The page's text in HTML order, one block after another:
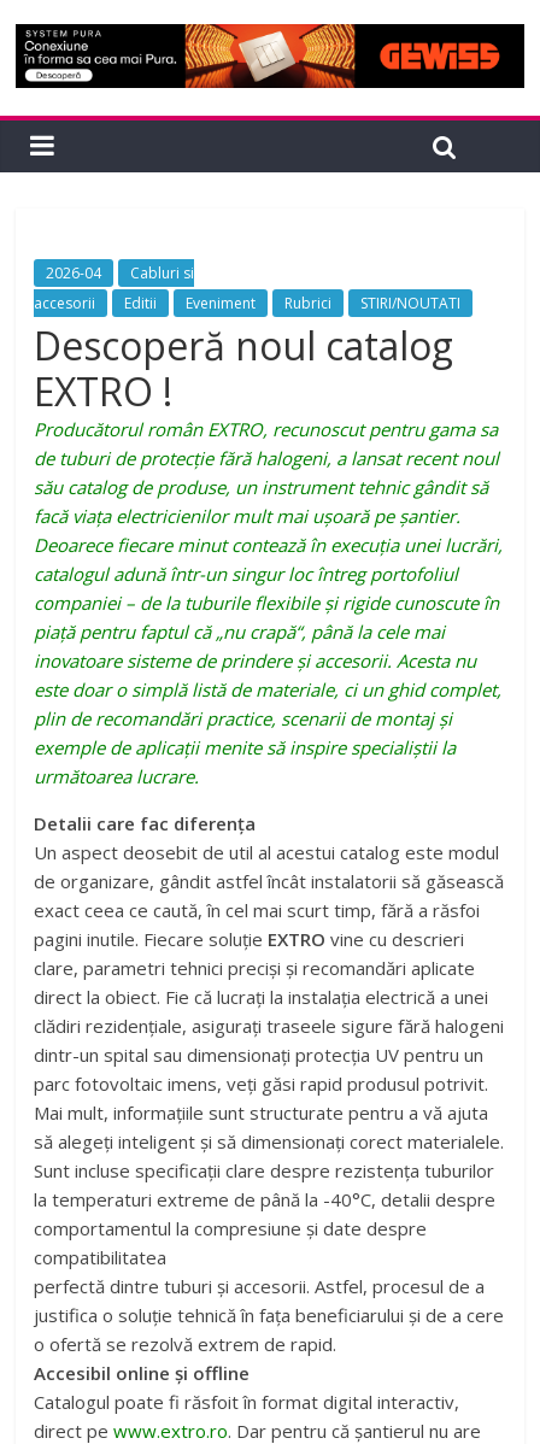
2026-04
Cabluri si
accesorii
Editii Eveniment Rubrici STIRI/NOUTATI
Descoperă noul catalog
EXTRO !
Producătorul român EXTRO, recunoscut pentru gama sa
de tuburi de protecție fără halogeni, a lansat recent noul
său catalog de produse, un instrument tehnic gândit să
facă viața electricienilor mult mai ușoară pe șantier.
Deoarece fiecare minut contează în execuția unei lucrări,
catalogul adună într-un singur loc întreg portofoliul
companiei – de la tuburile flexibile și rigide cunoscute în
piață pentru faptul că „nu crapă“, până la cele mai
inovatoare sisteme de prindere și accesorii. Acesta nu
este doar o simplă listă de materiale, ci un ghid complet,
plin de recomandări practice, scenarii de montaj și
exemple de aplicații menite să inspire specialiștii la
următoarea lucrare.
Detalii care fac diferența
Un aspect deosebit de util al acestui catalog este modul
de organizare, gândit astfel încât instalatorii să găsească
exact ceea ce caută, în cel mai scurt timp, fără a răsfoi
pagini inutile. Fiecare soluție EXTRO vine cu descrieri
clare, parametri tehnici preciși și recomandări aplicate
direct la obiect. Fie că lucrați la instalația electrică a unei
clădiri rezidențiale, asigurați traseele sigure fără halogeni
dintr-un spital sau dimensionați protecția UV pentru un
parc fotovoltaic imens, veți găsi rapid produsul potrivit.
Mai mult, informațiile sunt structurate pentru a vă ajuta
să alegeți inteligent și să dimensionați corect materialele.
Sunt incluse specificații clare despre rezistența tuburilor
la temperaturi extreme de până la -40°C, detalii despre
comportamentul la compresiune și date despre
compatibilitatea
perfectă dintre tuburi și accesorii. Astfel, procesul de a
justifica o soluție tehnică în fața beneficiarului și de a cere
o ofertă se rezolvă extrem de rapid.
Accesibil online și offline
Catalogul poate fi răsfoit în format digital interactiv,
direct pewww.extro.ro. Dar pentru că șantierul nu are